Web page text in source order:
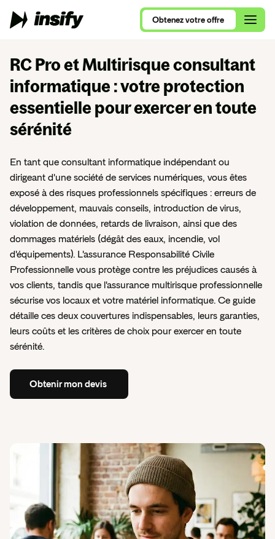
Qui sommes-nous ?
Nous rejoindre
Alimentation et Restauration
Ameublement et Maison
Art, Culture et Évènements
Beauté, Bien-Être et Sport
Commerces de détail
Conseil et Services
Santé et Parapharmacie
Services de proximité
Transport et Logistique
Vous ne trouvez pas votre activité ?
Assurance Multirisque Professionnelle
Nos assurances pour auto-entrepreneur
Nos assurances pour consultants
Nos assurances pour nouvel entrepreneur
choisir pour votre entreprise ?
ComparatifRCPro
ComparatifRCPro
Se lancer en 2026
Comparatif RC Pro 2026
RC Pro ou Multirisque Professionnelle ?
Consultants, ce que vous devez savoir
VTC, le guide complet
Tous nos articles de blog
Insify x Pennylane - découvrez notre offre
Un bon partenaire financier est essentiel à votre
Ensavoir plus
Obtenez votre offre
RC Pro et Multirisque consultant
informatique: votre protection
essentielle pour exercer en toute
sérénité
En tant que consultant informatique indépendant ou
dirigeant d'une société de services numériques, vous êtes
exposé à des risques professionnels spécifiques : erreurs de
développement, mauvais conseils, introduction de virus,
violation de données, retards de livraison, ainsi que des
dommages matériels (dégât des eaux, incendie, vol
d'équipements). L'assurance Responsabilité Civile
Professionnelle vous protège contre les préjudices causés à
vos clients, tandis que l'assurance multirisque professionnelle
sécurise vos locaux et votre matériel informatique. Ce guide
détaille ces deux couvertures indispensables, leurs garanties,
leurs coûts et les critères de choix pour exercer en toute
sérénité.
Obtenirmon devis